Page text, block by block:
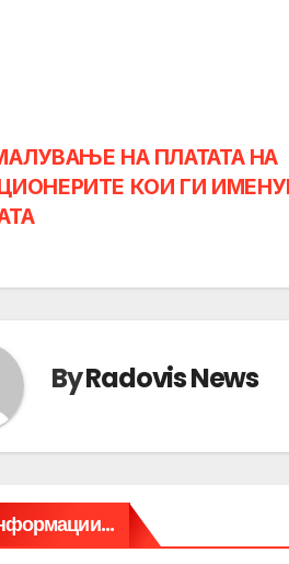
НА ПЛАТАТА НА
КОИ ГИ
ByRadovis News